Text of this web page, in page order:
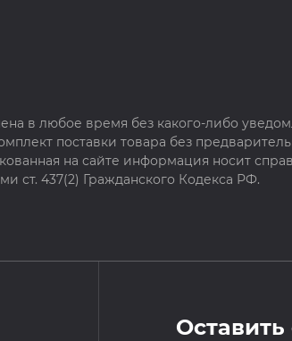
в любое время без какого-либо
поставки товара без
на сайте информация носит
ст. 437(2) Гражданского Кодекса РФ.
Оставить